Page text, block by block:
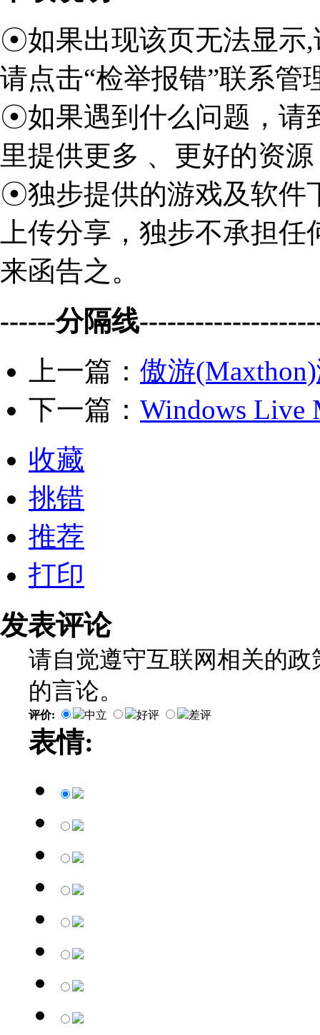
☉如果出现该页无法显示
请点击“检举报错”联系管
☉如果遇到什么问题，请
里提供更多 、更好的资源
☉独步提供的游戏及软件
上传分享，独步不承担
来函告之。
------分隔线
上一篇： 傲游
下一篇： Windows Live
收藏
挑错
推荐
打印
发表评论
请自觉遵守互联网相关的
的言论。
评价: 中立 好评 差评
表情: